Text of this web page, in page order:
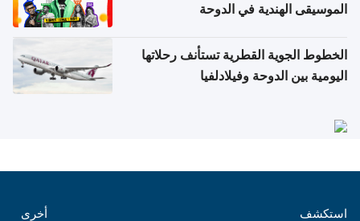
الموسيقى الهندية في الدوحة
الخطوط الجوية القطرية تستأنف رحلاتها
اليومية بين الدوحة وفيلادلفيا
استكشف أخرى